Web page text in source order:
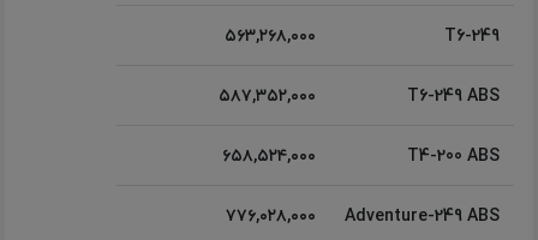
T6-249
۵۶۳,۲۶۸,۰۰۰
T6-249 ABS
۵۸۷,۳۵۲,۰۰۰
T4-200 ABS
۶۵۸,۵۲۴,۰۰۰
Adventure-249 ABS
۷۷۶,۰۲۸,۰۰۰